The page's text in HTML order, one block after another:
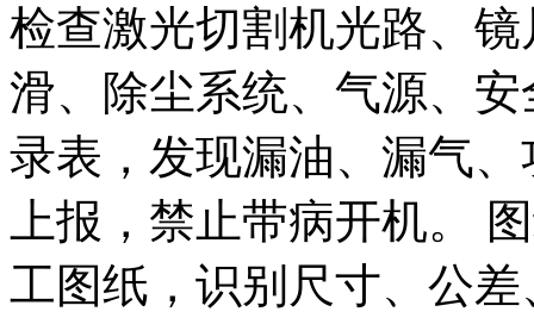
检查激光切割机光路、
滑、除尘系统、气源、
录表，发现漏油、漏气
上报，禁止带病开机。
工图纸，识别尺寸、公